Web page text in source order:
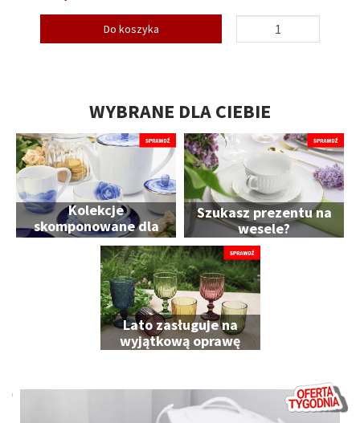
Do koszyka
WYBRANE DLA CIEBIE
Kolekcje
skomponowane dla
Ciebie
Szukasz prezentu na
wesele?
Lato zasługuje na
wyjątkową oprawę